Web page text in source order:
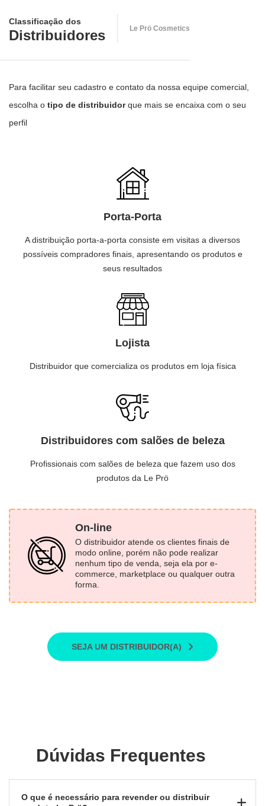
Classificação dos
Distribuidores Le Prö Cosmetics
Para facilitar seu cadastro e contato da nossa equipe comercial,
escolha o tipo de distribuidorque mais se encaixa com o seu
perfil
Porta-Porta
A distribuição porta-a-porta consiste em visitas a diversos
possíveis compradores finais, apresentando os produtos e
seus resultados
Lojista
Distribuidor que comercializa os produtos em loja física
Distribuidores com salões de beleza
Profissionais com salões de beleza que fazem uso dos
produtos da Le Prö
On-line
O distribuidor atende os clientes finais de
modo online, porém não pode realizar
nenhum tipo de venda, seja ela por e-
commerce, marketplace ou qualquer outra
forma.
SEJA UM DISTRIBUIDOR(A)
Dúvidas Frequentes
O que é necessário para revender ou distribuir